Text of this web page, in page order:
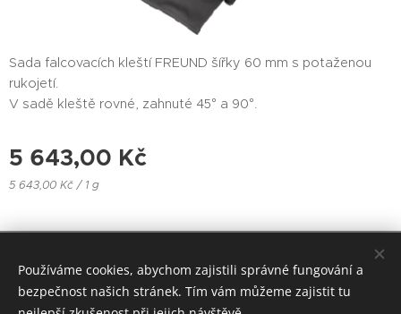
Sada falcovacích kleští FREUND šířky 60 mm s potaženou
rukojetí.
V sadě kleště rovné, zahnuté 45° a 90°.
5 643,00 Kč
5 643,00 Kč / 1 g
honiggroup@seznam.cz, info@honiggroup.cz ,
Tel: +420 607 937 364, +420 728 279 354
Používáme cookies, abychom zajistili správné fungování a
bezpečnost našich stránek. Tím vám můžeme zajistit tu